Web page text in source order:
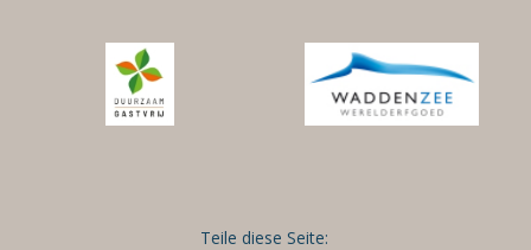
Teile diese Seite: